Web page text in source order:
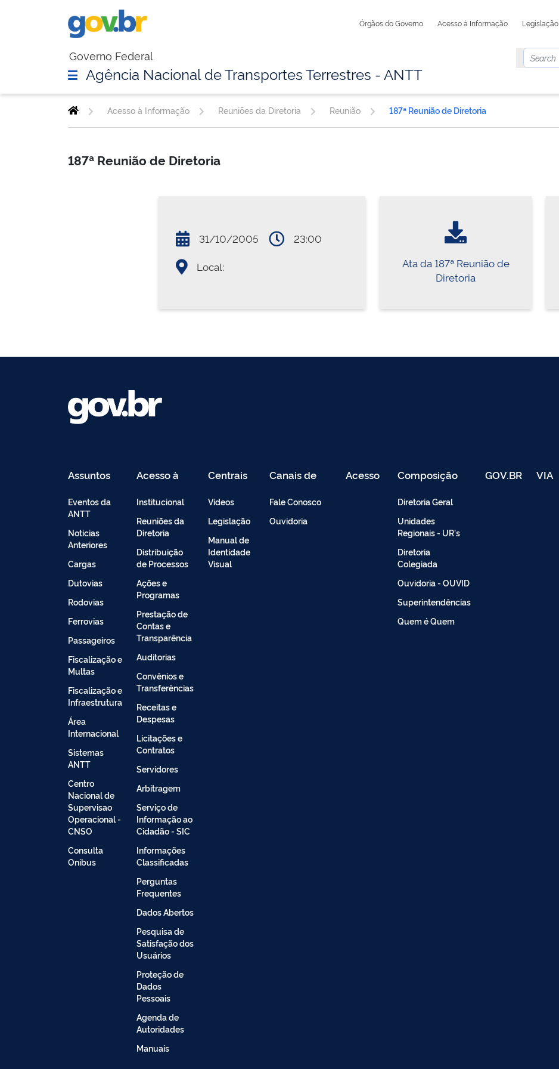
Órgãos do Governo Acesso à Informação Legislação
Governo Federal
Agência Nacional de Transportes Terrestres - ANTT
Acesso à Informação Reuniões da Diretoria Reunião 187ª Reunião de Diretoria
187ª Reunião de Diretoria
31/10/2005 23:00
Local:
Ata da 187ª Reunião de
Diretoria
Assuntos
Eventos da
ANTT
Noticias
Anteriores
Cargas
Dutovias
Rodovias
Ferrovias
Passageiros
Fiscalização e
Multas
Fiscalização e
Infraestrutura
Área
Internacional
Sistemas
ANTT
Centro
Nacional de
Supervisao
Operacional -
CNSO
Consulta
Onibus
Acesso à
Institucional
Reuniões da
Diretoria
Distribuição
de Processos
Ações e
Programas
Prestação de
Contas e
Transparência
Auditorias
Convênios e
Transferências
Receitas e
Despesas
Licitações e
Contratos
Servidores
Arbitragem
Serviço de
Informação ao
Cidadão - SIC
Informações
Classificadas
Perguntas
Frequentes
Dados Abertos
Pesquisa de
Satisfação dos
Usuários
Proteção de
Dados
Pessoais
Agenda de
Autoridades
Manuais
Centrais
Vídeos
Legislação
Manual de
Identidade
Visual
Canais de
Fale Conosco
Ouvidoria
Acesso Composição
Diretoria Geral
Unidades
Regionais - UR's
Diretoria
Colegiada
Ouvidoria - OUVID
Superintendências
Quem é Quem
GOV.BR VIA